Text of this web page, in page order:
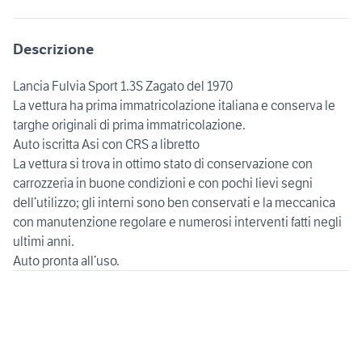
Descrizione
Lancia Fulvia Sport 1.3S Zagato del 1970
La vettura ha prima immatricolazione italiana e conserva le
targhe originali di prima immatricolazione.
Auto iscritta Asi con CRS a libretto
La vettura si trova in ottimo stato di conservazione con
carrozzeria in buone condizioni e con pochi lievi segni
dell’utilizzo; gli interni sono ben conservati e la meccanica
con manutenzione regolare e numerosi interventi fatti negli
ultimi anni.